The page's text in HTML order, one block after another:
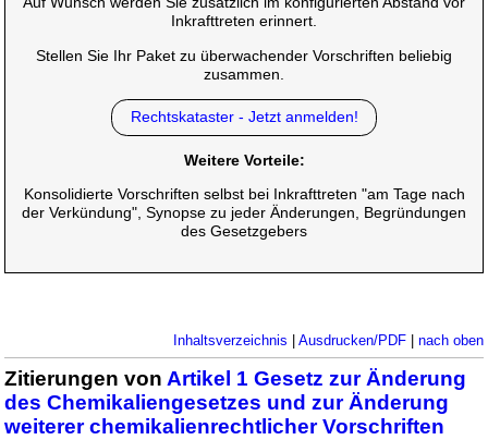
Inkrafttreten erinnert.
Stellen Sie Ihr Paket zu überwachender Vorschriften beliebig
zusammen.
Rechtskataster - Jetzt anmelden!
Weitere Vorteile:
Konsolidierte Vorschriften selbst bei Inkrafttreten "am Tage nach
der Verkündung", Synopse zu jeder Änderungen, Begründungen
des Gesetzgebers
Inhaltsverzeichnis Ausdrucken/PDF| nach oben
Zitierungen von Artikel 1 Gesetz zur Änderung
des Chemikaliengesetzes und zur Änderung
weiterer chemikalienrechtlicher Vorschriften